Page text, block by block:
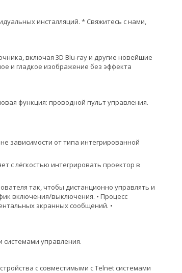
инсталляций. * Свяжитесь с нами,
включая 3D Blu-ray и другие новейшие
и гладкое изображение без эффекта
функция: проводной пульт управления.
зависимости от типа интегрированной
с лёгкостью интегрировать проектор в
так, чтобы дистанционно управлять и
включения/выключения. • Процесс
экранных сообщений. •
системами управления.
с совместимыми с Telnet системами